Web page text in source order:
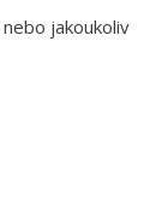
nebo jakoukoliv